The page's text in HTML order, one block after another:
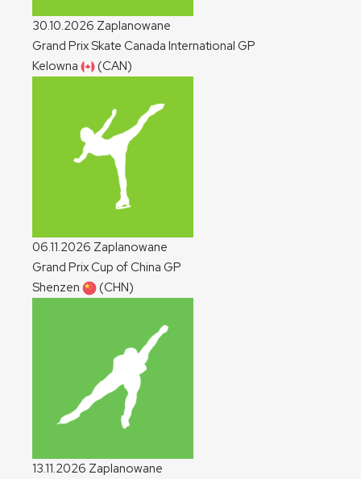
30.10.2026 Zaplanowane
Grand Prix Skate Canada International GP
Kelowna
(CAN)
06.11.2026 Zaplanowane
Grand Prix Cup of China GP
Shenzen
(CHN)
13.11.2026 Zaplanowane